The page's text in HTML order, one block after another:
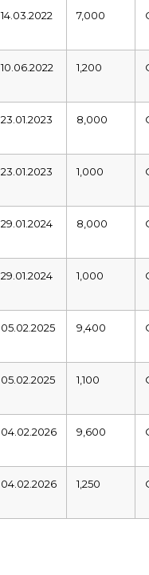
14.03.2022 7,000
10.06.2022 1,200
23.01.2023 8,000
23.01.2023 1,000
29.01.2024 8,000
29.01.2024 1,000
05.02.2025 9,400
05.02.2025 1,100
04.02.2026 9,600
04.02.2026 1,250